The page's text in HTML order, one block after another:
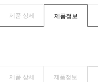
제품 상세 제품정보
제품 상세 제품정보